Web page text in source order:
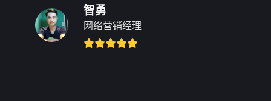
智勇
网络营销经理